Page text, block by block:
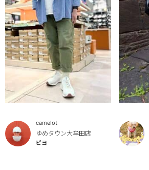
camelot
ゆめタウン大牟田店
ピヨ